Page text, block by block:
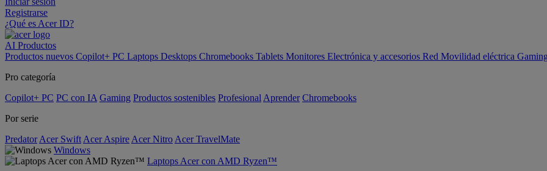
Registrarse
¿Qué es Acer ID?
AI Productos
Productos nuevos Copilot+ PC Laptops Desktops Chromebooks Tablets Monitores Electrónica y accesorios Red Movilidad eléctrica
Pro categoría
Copilot+ PC PC con IA Gaming Productos sostenibles Profesional Aprender Chromebooks
Por serie
Predator Acer Swift Acer Aspire Acer Nitro Acer TravelMate
Windows
Laptops Acer con AMD Ryzen™